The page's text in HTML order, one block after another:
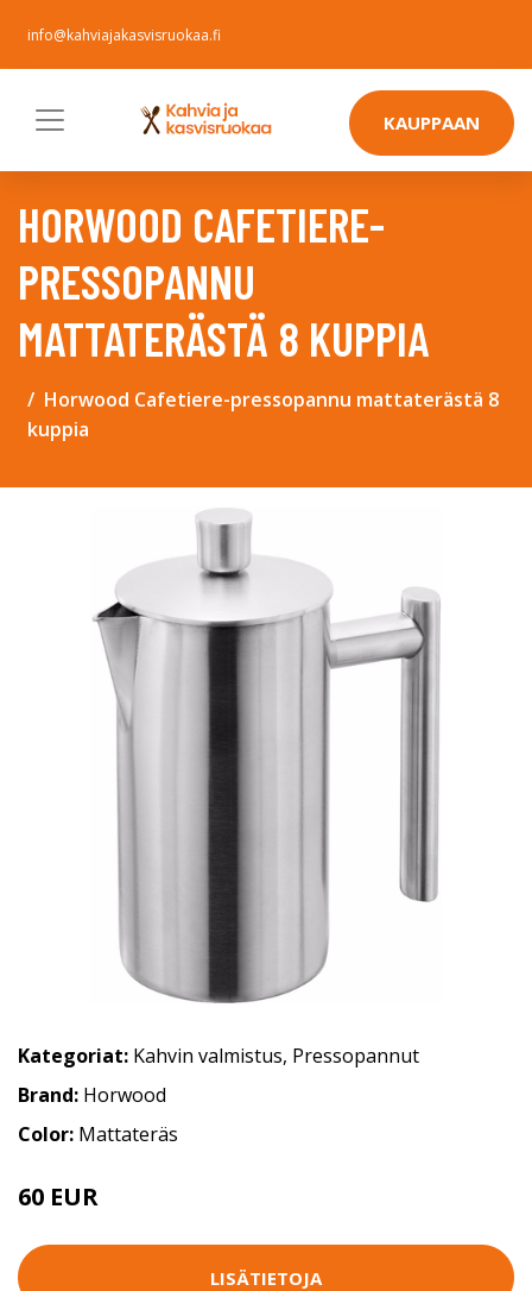
info@kahviajakasvisruokaa.fi
KAUPPAAN
HORWOOD CAFETIERE-
PRESSOPANNU
MATTATERÄSTÄ 8 KUPPIA
Horwood Cafetiere-pressopannu mattaterästä 8
kuppia
Kategoriat: Kahvin valmistus, Pressopannut
Brand: Horwood
Color: Mattateräs
60 EUR
LISÄTIETOJA